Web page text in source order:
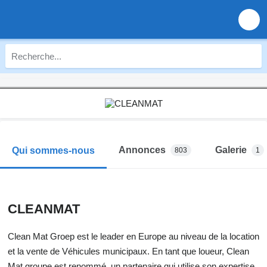
Qui sommes-nous Annonces 803 Galerie 1
CLEANMAT
Clean Mat Groep est le leader en Europe au niveau de la location
et la vente de Véhicules municipaux. En tant que loueur, Clean